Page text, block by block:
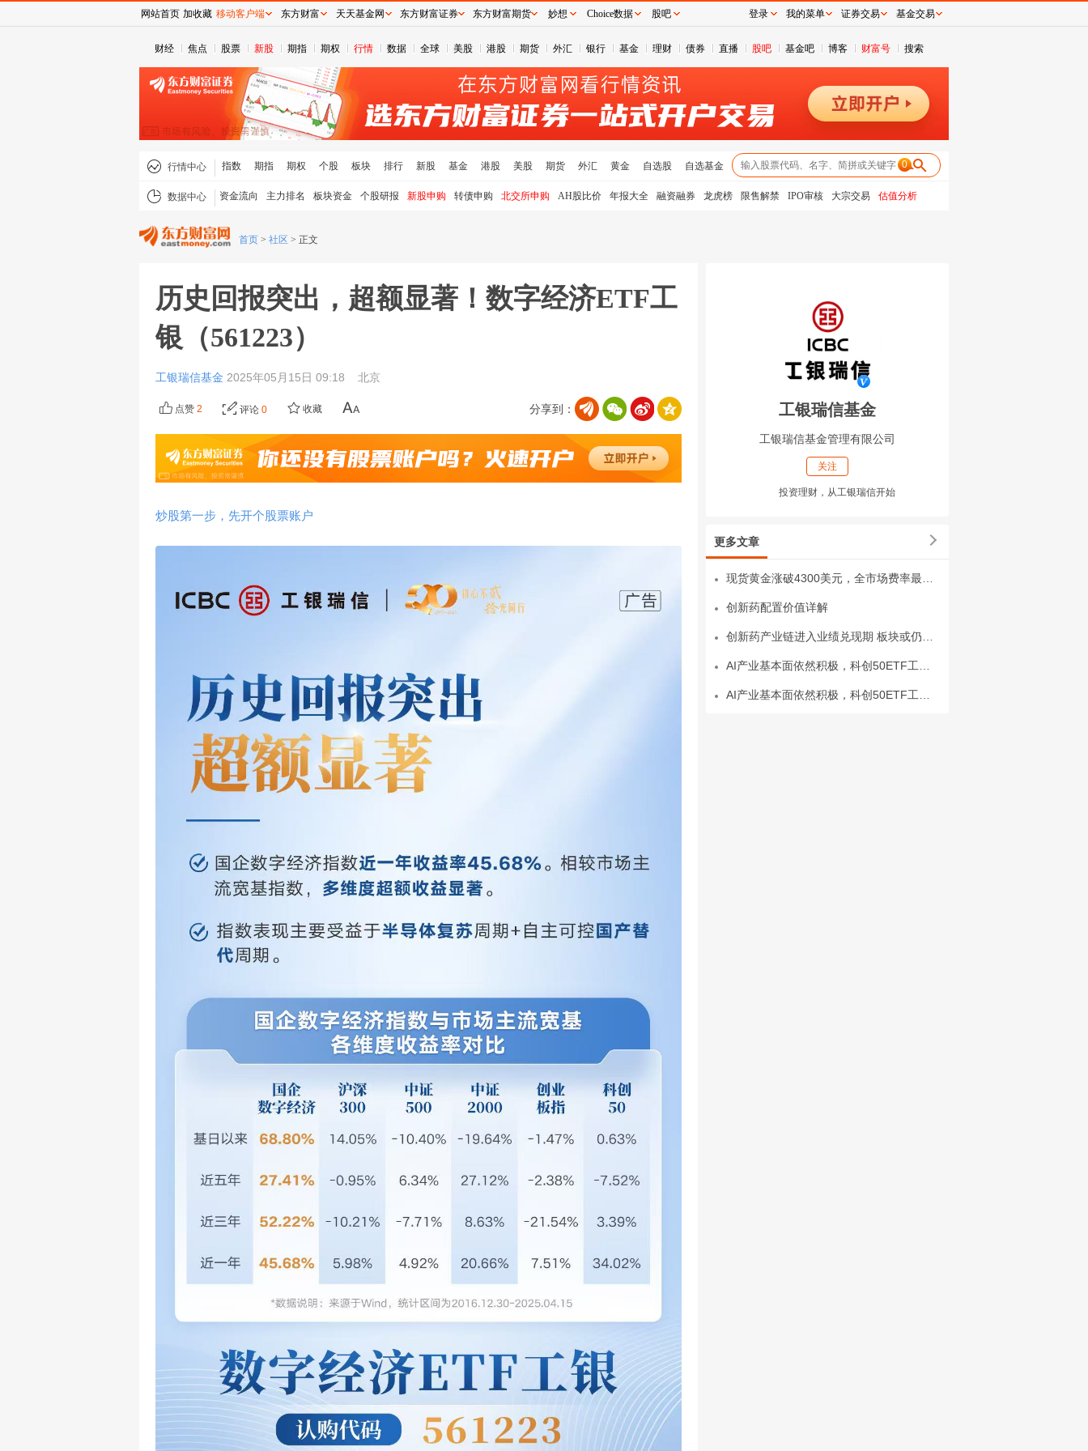
财经 焦点 股票 新股 期指 期权 行情 数据 全球 美股 港股 期货 外汇 银行 基金 理财 债券 直播 股吧 基金吧 博客 财富号 搜索
行情中心 指数 期指 期权 个股 板块 排行 新股 基金 港股 美股 期货 外汇 黄金 自选股 自选基金 0
数据中心 资金流向 主力排名 板块资金 个股研报 新股申购 转债申购 北交所申购 AH股比价 年报大全 融资融券 龙虎榜 限售解禁 IPO审核 大宗交易 估值分析
首页 > 社区 > 正文
历史回报突出，超额显著！数字经济ETF工
银（561223）
工银瑞信基金 2025年05月15日 09:18 北京
分享到：
点赞 2 评论 0 收藏
炒股第一步，先开个股票账户
工银瑞信基金
工银瑞信基金管理有限公司
关注
投资理财，从工银瑞信开始
更多文章
创新药配置价值详解
网站首页 加收藏 移动客户端 东方财富 天天基金网 东方财富证券 东方财富期货 妙想 Choice数据 股吧 登录 我的菜单 证券交易 基金交易